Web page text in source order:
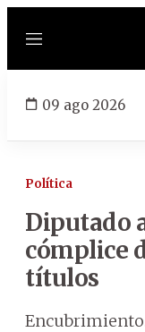
Menú
09 ago 2026
Política
Diputado
cómplice
títulos